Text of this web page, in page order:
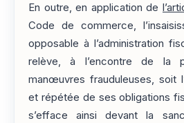
En outre, en application de
Code de commerce,
opposable à l’administration
relève, à l’encontre de la
manœuvres frauduleuses, soit
et répétée de ses obligations
s’efface ainsi devant la